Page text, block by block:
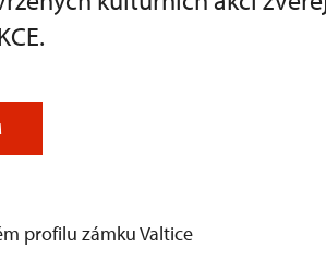
profilu zámku Valtice